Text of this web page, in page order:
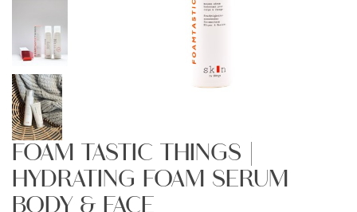
FOAM TASTIC THINGS |
HYDRATING FOAM SERUM